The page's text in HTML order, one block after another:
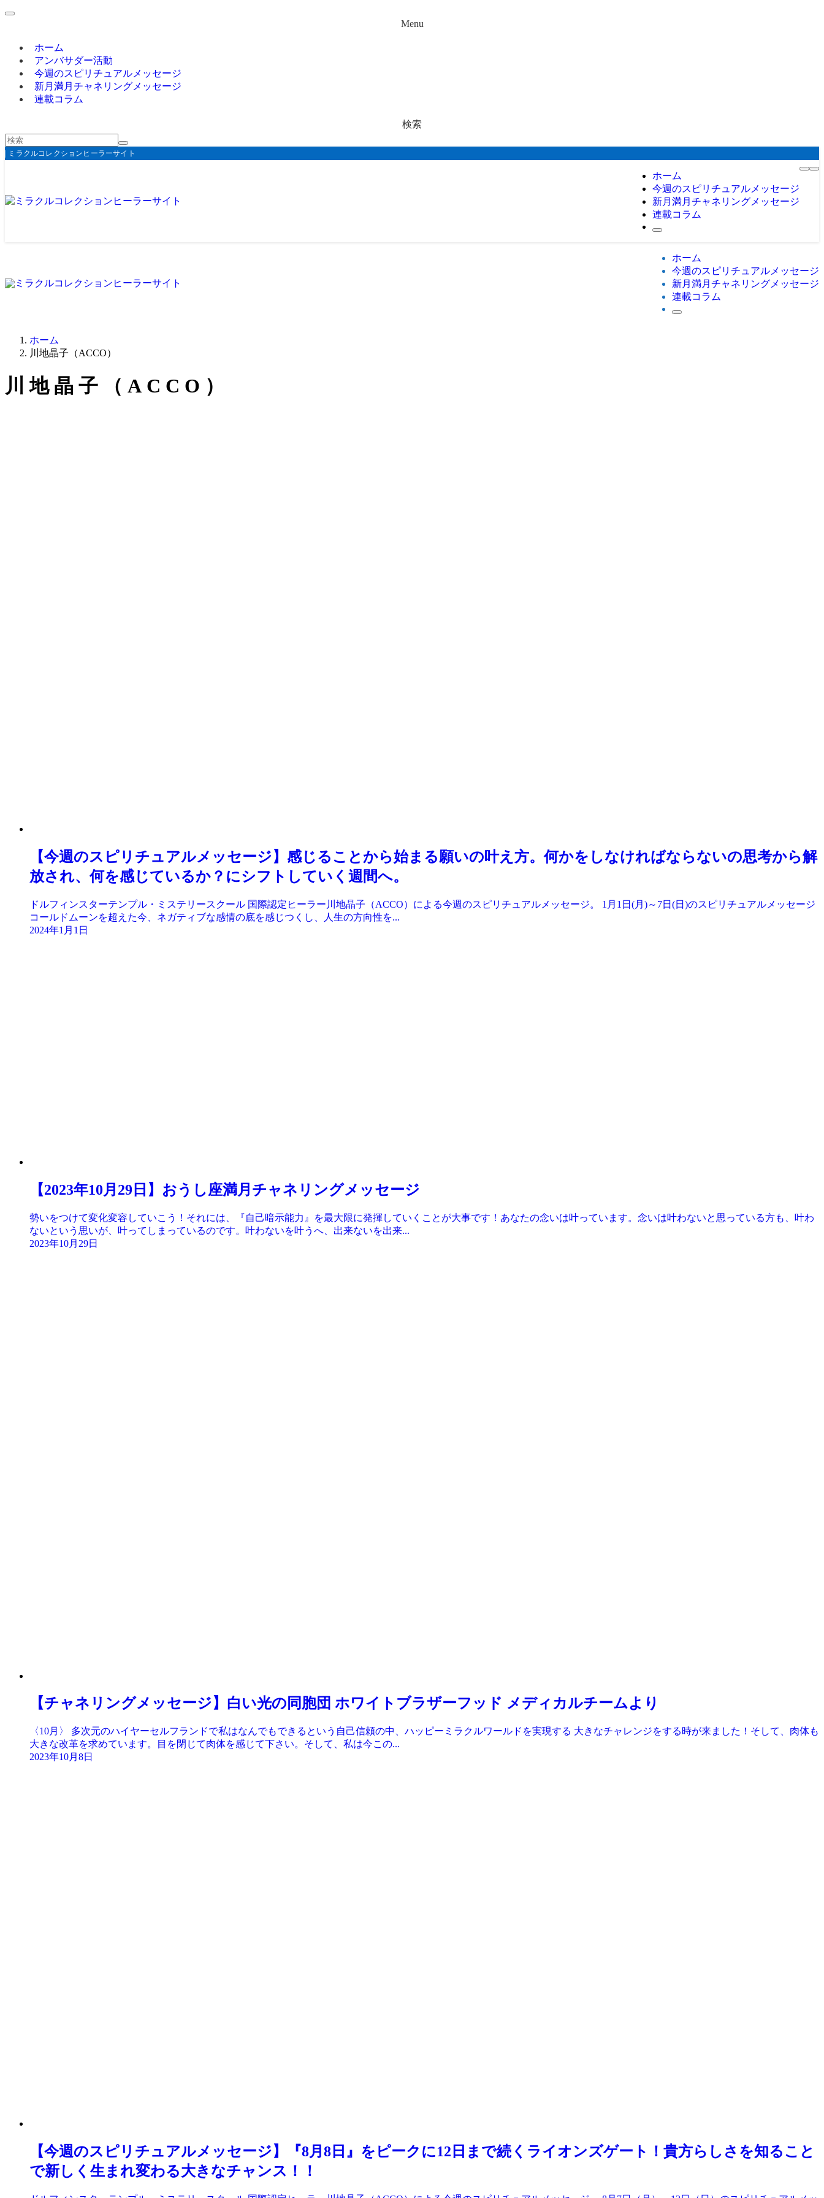
Menu
ホーム
アンバサダー活動
今週のスピリチュアルメッセージ
新月満月チャネリングメッセージ
連載コラム
検索
| ミラクルコレクションヒーラーサイト
ホーム
今週のスピリチュアルメッセージ
新月満月チャネリングメッセージ
連載コラム
ホーム
今週のスピリチュアルメッセージ
新月満月チャネリングメッセージ
連載コラム
ホーム
川地晶子（ACCO）
川地晶子（ACCO）
【今週のスピリチュアルメッセージ】感じることから始まる願いの叶え方。何かをしなければならないの思考から解
放され、何を感じているか？にシフトしていく週間へ。
ドルフィンスターテンプル・ミステリースクール 国際認定ヒーラー川地晶子（ACCO）による今週のスピリチュアルメッセージ。 1月1日(月)～7日(日)のスピリチュアルメッセージ
コールドムーンを超えた今、ネガティブな感情の底を感じつくし、人生の方向性を...
2024年1月1日
【2023年10月29日】おうし座満月チャネリングメッセージ
勢いをつけて変化変容していこう！それには、『自己暗示能力』を最大限に発揮していくことが大事です！あなたの念いは叶っています。念いは叶わないと思っている方も、叶わ
ないという思いが、叶ってしまっているのです。叶わないを叶うへ、出来ないを出来...
2023年10月29日
【チャネリングメッセージ】白い光の同胞団 ホワイトブラザーフッド メディカルチームより
〈10月〉 多次元のハイヤーセルフランドで私はなんでもできるという自己信頼の中、ハッピーミラクルワールドを実現する 大きなチャレンジをする時が来ました！そして、肉体も
大きな改革を求めています。目を閉じて肉体を感じて下さい。そして、私は今この...
2023年10月8日
【今週のスピリチュアルメッセージ】『8月8日』をピークに12日まで続くライオンズゲート！貴方らしさを知ること
で新しく生まれ変わる大きなチャンス！！